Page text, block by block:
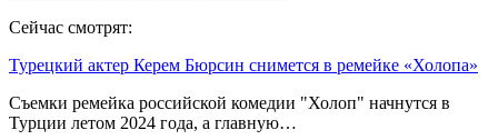
Сейчас смотрят:
Турецкий актер Керем Бюрсин снимется в ремейке «Холопа»
Съемки ремейка российской комедии "Холоп" начнутся в
Турции летом 2024 года, а главную…